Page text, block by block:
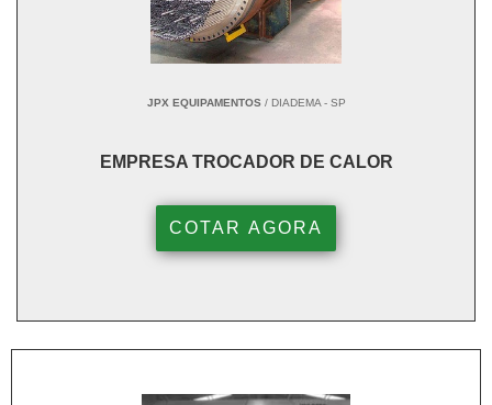
JPX EQUIPAMENTOS/ DIADEMA - SP
EMPRESA TROCADOR DE CALOR
COTAR AGORA